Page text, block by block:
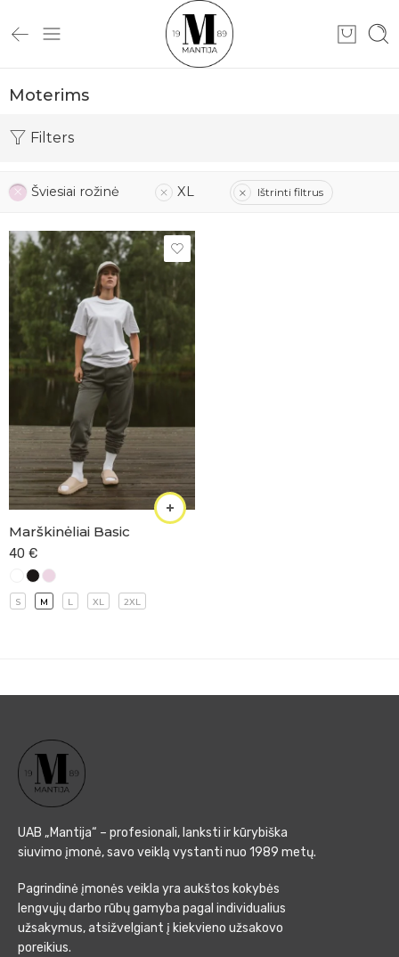
Moterims
Filters
Šviesiai rožinė XL Ištrinti filtrus
Marškinėliai Basic
40 €
S M L XL 2XL
UAB „Mantija“ – profesionali, lanksti ir kūrybiška
siuvimo įmonė, savo veiklą vystanti nuo 1989 metų.
Pagrindinė įmonės veikla yra aukštos kokybės
lengvųjų darbo rūbų gamyba pagal individualius
užsakymus, atsižvelgiant į kiekvieno užsakovo
poreikius.